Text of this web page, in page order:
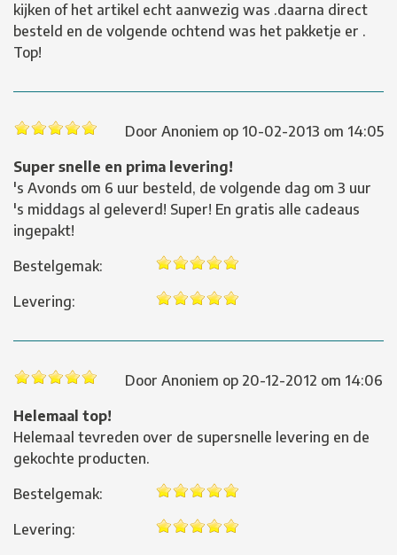
kijken of het artikel echt aanwezig was .daarna direct
besteld en de volgende ochtend was het pakketje er .
Top!
Door Anoniem op 10-02-2013 om 14:05
Super snelle en prima levering!
's Avonds om 6 uur besteld, de volgende dag om 3 uur
's middags al geleverd! Super! En gratis alle cadeaus
ingepakt!
Bestelgemak:
Levering:
Door Anoniem op 20-12-2012 om 14:06
Helemaal top!
Helemaal tevreden over de supersnelle levering en de
gekochte producten.
Bestelgemak:
Levering: